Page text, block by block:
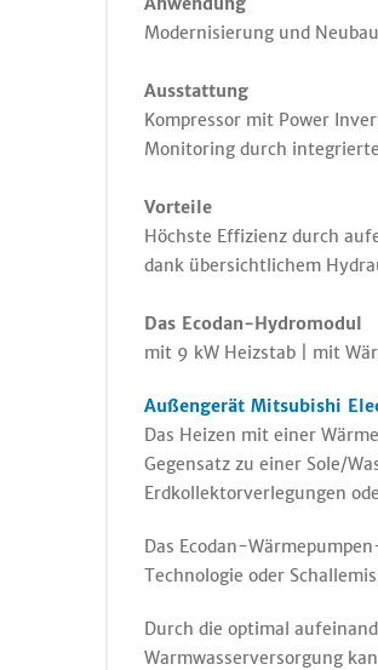
Modernisierung und
Ausstattung
Kompressor mit Power
Monitoring durch
Vorteile
Höchste Effizienz durch
dank übersichtlichem
Das Ecodan-Hydromodul
mit 9 kW Heizstab | mit
Außengerät Mitsubishi
Das Heizen mit einer
Gegensatz zu einer Sole/
Erdkollektorverlegungen
Das Ecodan-
Technologie oder
Durch die optimal
Warmwasserversorgung